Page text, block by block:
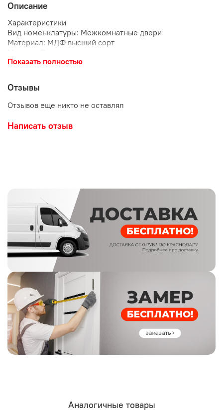
Описание
Характеристики
Вид номенклатуры: Межкомнатные двери
Материал: МДФ высший сорт
Дизайн: Классика
Размер, мм: 2000х800
Тип двери: Глухая
Цветовая гамма: Темная
Толщина полотна, мм: 36 мм
Цвет: Серый бархат
Показать полностью
Отзывы
Отзывов еще никто не оставлял
Написать отзыв
Аналогичные товары